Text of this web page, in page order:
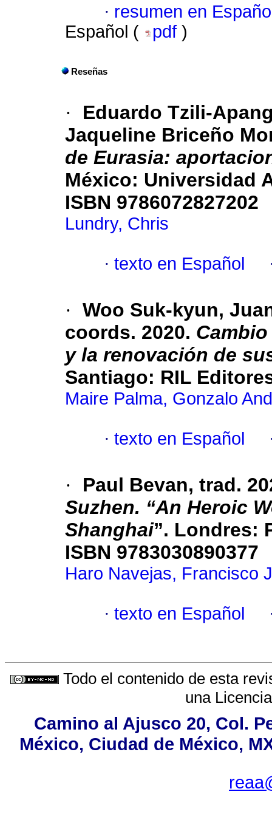
· resumen en
Español (
pdf )
Reseñas
·
Eduardo Tzili-
Jaqueline Briceño
de Eurasia:
México: Universidad
ISBN 9786072827202
Lundry, Chris
· texto en Español
· Woo Suk-kyun,
coords. 2020.
y la renovación de
Santiago: RIL
Maire Palma, Gonzalo
· texto en Español
·
Paul Bevan, trad.
Suzhen. “An Heroic
Shanghai”. Londres:
ISBN 9783030890377
Haro Navejas, Francisco
· texto en Español
Todo el contenido de esta
una
Camino al Ajusco 20, Col.
México, Ciudad de México,